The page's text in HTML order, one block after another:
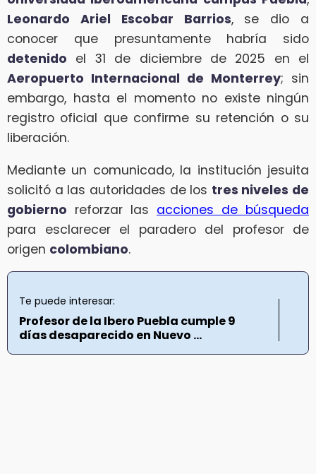
Leonardo Ariel Escobar Barrios, se dio a
conocer que presuntamente habría sido
detenido el 31 de diciembre de 2025 en el
Aeropuerto Internacional de Monterrey; sin
embargo, hasta el momento no existe ningún
registro oficial que confirme su retención o su
liberación.
Mediante un comunicado, la institución jesuita
solicitó a las autoridades de los tres niveles de
gobierno reforzar las acciones de búsqueda
para esclarecer el paradero del profesor de
origen colombiano.
Te puede interesar:
Profesor de la Ibero Puebla cumple 9
días desaparecido en Nuevo ...